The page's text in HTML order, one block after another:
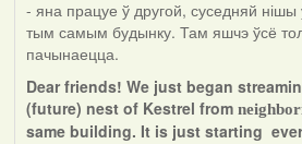
- яна працуе ў другой, суседняй нішы
тым самым будынку. Там яшчэ ўсё
пачынаецца.
Dear friends! We just began
(future) nest of Kestrel from
same building. It is just starting